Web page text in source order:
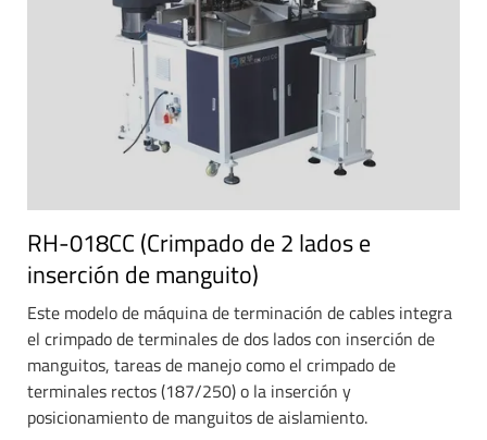
RH-018CC (Crimpado de 2 lados e
inserción de manguito)
Este modelo de máquina de terminación de cables integra
el crimpado de terminales de dos lados con inserción de
manguitos, tareas de manejo como el crimpado de
terminales rectos (187/250) o la inserción y
posicionamiento de manguitos de aislamiento.